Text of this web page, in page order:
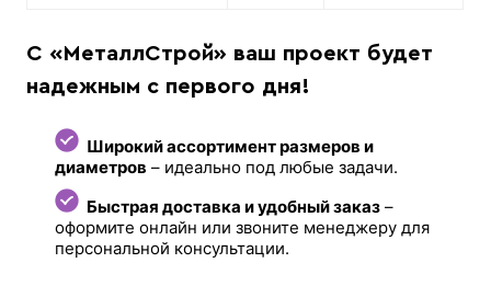
С «МеталлСтрой» ваш проект будет
надежным с первого дня!
Широкий ассортимент размеров и
диаметров – идеально под любые задачи.
Быстрая доставка и удобный заказ –
оформите онлайн или звоните менеджеру для
персональной консультации.